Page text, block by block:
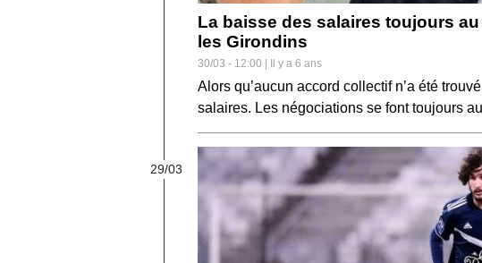
La baisse des salaires toujours
les Girondins
30/03 - 12:00 | Il y a 6 ans
Alors qu’aucun accord collectif n’a été
salaires. Les négociations se font toujours
29/03